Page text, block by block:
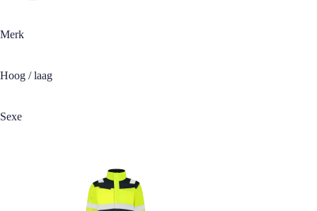
Merk
Hoog / laag
Sexe